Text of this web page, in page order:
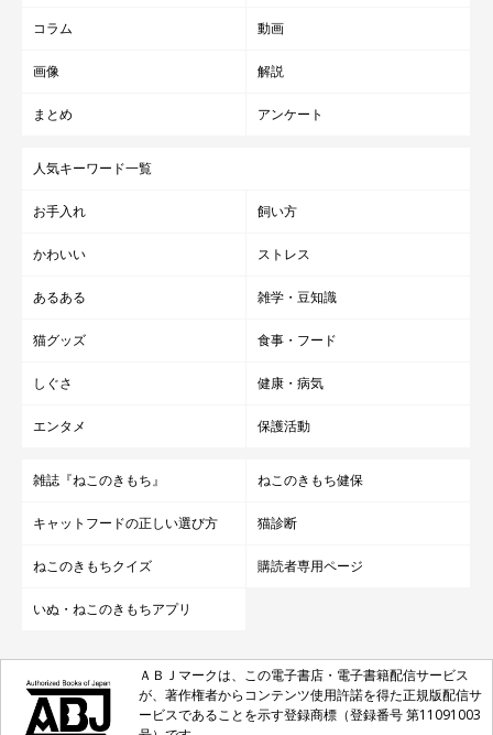
コラム 動画
画像 解説
まとめ アンケート
人気キーワード一覧
お手入れ 飼い方
かわいい ストレス
あるある 雑学・豆知識
猫グッズ 食事・フード
しぐさ 健康・病気
エンタメ 保護活動
雑誌『ねこのきもち』 ねこのきもち健保
キャットフードの正しい選び方 猫診断
ねこのきもちクイズ 購読者専用ページ
いぬ・ねこのきもちアプリ
ＡＢＪマークは、この電子書店・電子書籍配信サービス
が、著作権者からコンテンツ使用許諾を得た正規版配信サ
ービスであることを示す登録商標（登録番号 第11091003